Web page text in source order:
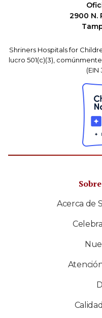
2900 N.
Shriners Hospitals for
lucro 501(c)(3),
(EIN
Acerca de